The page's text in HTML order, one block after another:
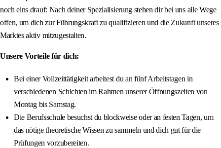
noch eins drauf: Nach deiner Spezialisierung stehen dir bei uns alle Wege
offen, um dich zur Führungskraft zu qualifizieren und die Zukunft unseres
Marktes aktiv mitzugestalten.
Unsere Vorteile für dich:
Bei einer Vollzeittätigkeit arbeitest du an fünf Arbeitstagen in
verschiedenen Schichten im Rahmen unserer Öffnungszeiten von
Montag bis Samstag.
Die Berufsschule besuchst du blockweise oder an festen Tagen, um
das nötige theoretische Wissen zu sammeln und dich gut für die
Prüfungen vorzubereiten.